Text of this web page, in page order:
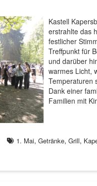
Kastell
erstrahlte das
festlicher
Treffpunkt für
und darüber
warmes Licht,
Temperaturen
Dank einer
Familien mit
1. Mai, Getränke, Grill,